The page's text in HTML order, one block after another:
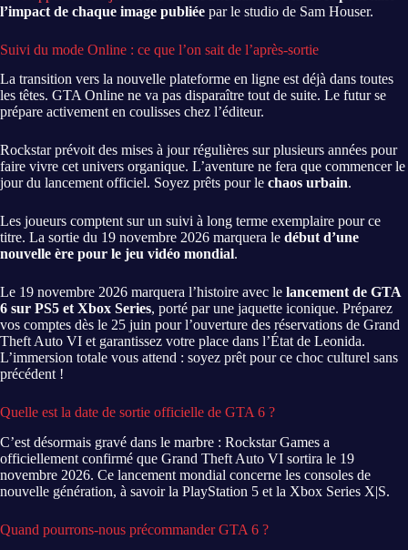
l’impact de chaque image publiée par le studio de Sam Houser.
Suivi du mode Online : ce que l’on sait de l’après-sortie
La transition vers la nouvelle plateforme en ligne est déjà dans toutes
les têtes. GTA Online ne va pas disparaître tout de suite. Le futur se
prépare activement en coulisses chez l’éditeur.
Rockstar prévoit des mises à jour régulières sur plusieurs années pour
faire vivre cet univers organique. L’aventure ne fera que commencer le
jour du lancement officiel. Soyez prêts pour le chaos urbain.
Les joueurs comptent sur un suivi à long terme exemplaire pour ce
titre. La sortie du 19 novembre 2026 marquera le début d’une
nouvelle ère pour le jeu vidéo mondial.
Le 19 novembre 2026 marquera l’histoire avec le lancement de GTA
6 sur PS5 et Xbox Series, porté par une jaquette iconique. Préparez
vos comptes dès le 25 juin pour l’ouverture des réservations de Grand
Theft Auto VI et garantissez votre place dans l’État de Leonida.
L’immersion totale vous attend : soyez prêt pour ce choc culturel sans
précédent !
Quelle est la date de sortie officielle de GTA 6 ?
C’est désormais gravé dans le marbre : Rockstar Games a
officiellement confirmé que Grand Theft Auto VI sortira le 19
novembre 2026. Ce lancement mondial concerne les consoles de
nouvelle génération, à savoir la PlayStation 5 et la Xbox Series X|S.
Quand pourrons-nous précommander GTA 6 ?